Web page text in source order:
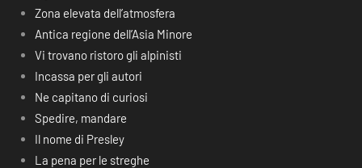
Zona elevata dell’atmosfera
Antica regione dell’Asia Minore
Vi trovano ristoro gli alpinisti
Incassa per gli autori
Ne capitano di curiosi
Spedire, mandare
Il nome di Presley
La pena per le streghe